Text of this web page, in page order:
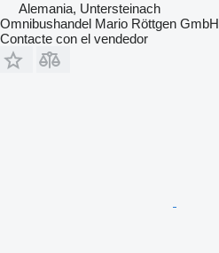
Alemania, Untersteinach
Omnibushandel Mario Röttgen GmbH
Contacte con el vendedor